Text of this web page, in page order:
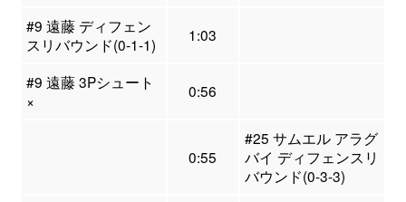
#9 遠藤 ディフェン
スリバウンド(0-1-1)
1:03
#9 遠藤 3Pシュート
×
0:56
0:55
#25 サムエル アラグ
バイ ディフェンスリ
バウンド(0-3-3)